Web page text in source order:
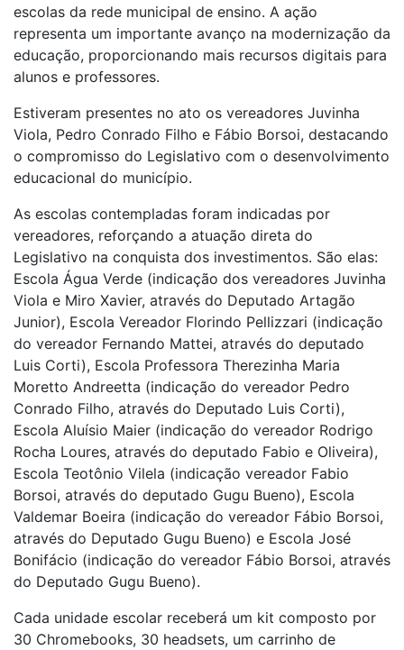
escolas da rede municipal de ensino. A ação
representa um importante avanço na modernização da
educação, proporcionando mais recursos digitais para
alunos e professores.
Estiveram presentes no ato os vereadores Juvinha
Viola, Pedro Conrado Filho e Fábio Borsoi, destacando
o compromisso do Legislativo com o desenvolvimento
educacional do município.
As escolas contempladas foram indicadas por
vereadores, reforçando a atuação direta do
Legislativo na conquista dos investimentos. São elas:
Escola Água Verde (indicação dos vereadores Juvinha
Viola e Miro Xavier, através do Deputado Artagão
Junior), Escola Vereador Florindo Pellizzari (indicação
do vereador Fernando Mattei, através do deputado
Luis Corti), Escola Professora Therezinha Maria
Moretto Andreetta (indicação do vereador Pedro
Conrado Filho, através do Deputado Luis Corti),
Escola Aluísio Maier (indicação do vereador Rodrigo
Rocha Loures, através do deputado Fabio e Oliveira),
Escola Teotônio Vilela (indicação vereador Fabio
Borsoi, através do deputado Gugu Bueno), Escola
Valdemar Boeira (indicação do vereador Fábio Borsoi,
através do Deputado Gugu Bueno) e Escola José
Bonifácio (indicação do vereador Fábio Borsoi, através
do Deputado Gugu Bueno).
Cada unidade escolar receberá um kit composto por
30 Chromebooks, 30 headsets, um carrinho de